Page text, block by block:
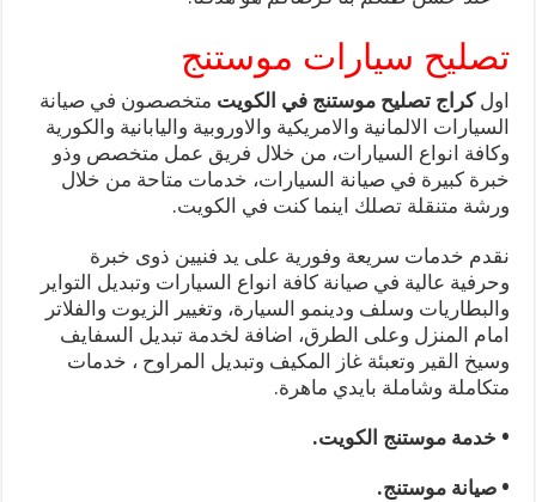
تصليح سيارات موستنج
اولكراج تصليح موستنج في الكويت متخصصون في صيانة
السيارات الالمانية والامريكية والاوروبية واليابانية والكورية
وكافة انواع السيارات، من خلال فريق عمل متخصص وذو
خبرة كبيرة في صيانة السيارات، خدمات متاحة من خلال
ورشة متنقلة تصلك اينما كنت في الكويت.
نقدم خدمات سريعة وفورية على يد فنيين ذوى خبرة
وحرفية عالية في صيانة كافة انواع السيارات وتبديل التواير
والبطاريات وسلف ودينمو السيارة، وتغيير الزيوت والفلاتر
امام المنزل وعلى الطرق، اضافة لخدمة تبديل السفايف
وسيخ القير وتعبئة غاز المكيف وتبديل المراوح ، خدمات
متكاملة وشاملة بايدي ماهرة.
• خدمة موستنج الكويت.
• صيانة موستنج.